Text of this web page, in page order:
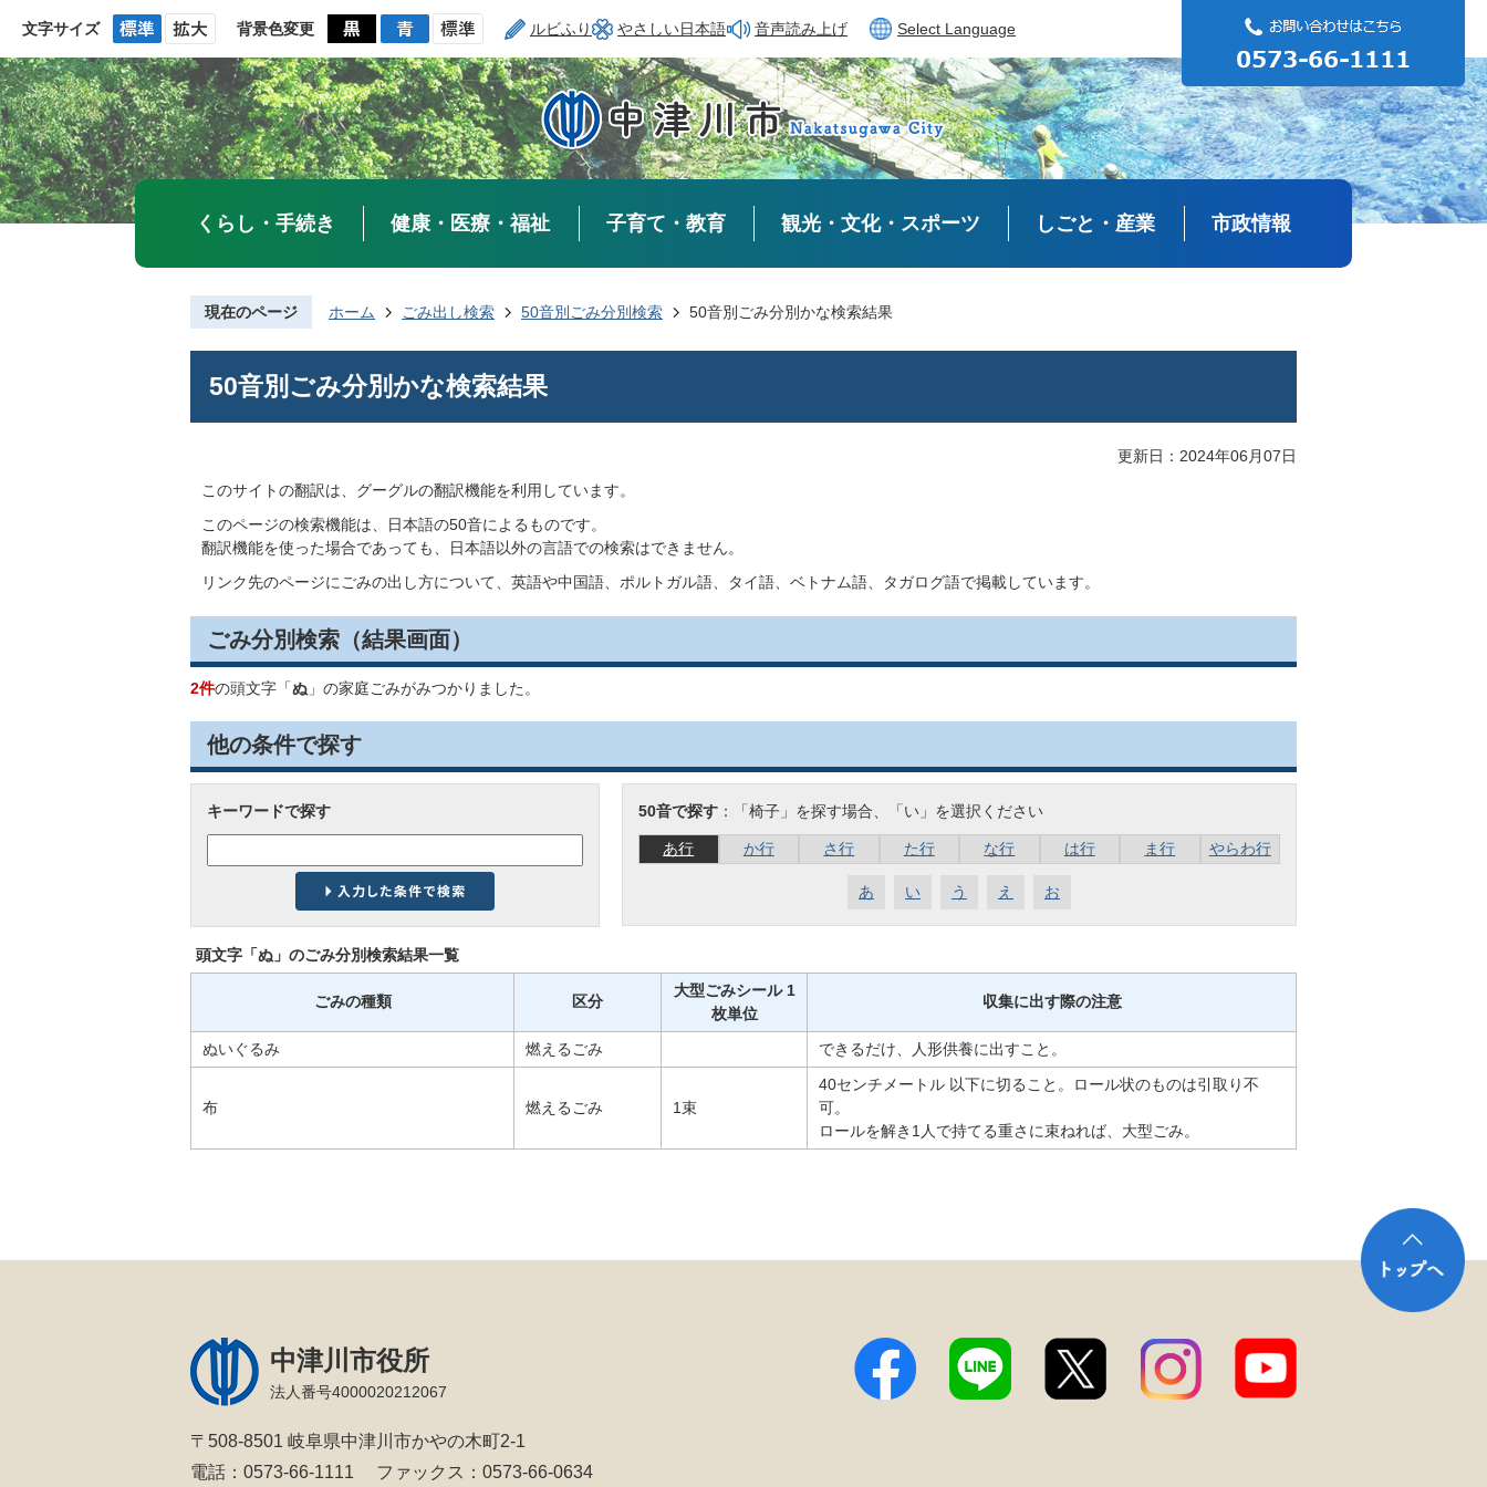
文字サイズ 背景色変更 ルビふり やさしい日本語 音声読み上げ Select Language
くらし・手続き 健康・医療・福祉 子育て・教育 観光・文化・スポーツ しごと・産業 市政情報
現在のページ ホーム ごみ出し検索 50音別ごみ分別検索 50音別ごみ分別かな検索結果
50音別ごみ分別かな検索結果
更新日：2024年06月07日
このサイトの翻訳は、グーグルの翻訳機能を利用しています。
このページの検索機能は、日本語の50音によるものです。
翻訳機能を使った場合であっても、日本語以外の言語での検索はできません。
リンク先のページにごみの出し方について、英語や中国語、ポルトガル語、タイ語、ベトナム語、タガログ語で掲載しています。
ごみ分別検索 （結果画面）
2件の頭文字「ぬ 」の家庭ごみがみつかりました。
他の条件で探す
キーワードで探す 50音で探す ：「椅子」を探す場合、「い」を選択ください
あ行 か行 さ行 た行 な行 は行 ま行 やらわ行
あ い う え お
頭文字「ぬ 」のごみ分別検索結果一覧
ごみの種類 区分
大型ごみシール 1
枚単位
収集に出す際の注意
ぬいぐるみ 燃えるごみ できるだけ、人形供養に出すこと。
布 燃えるごみ 1束
40センチメートル 以下に切ること。ロール状のものは引取り不
可。
ロールを解き1人で持てる重さに束ねれば、大型ごみ。
中津川市役所
法人番号4000020212067
〒508-8501 岐阜県中津川市かやの木町2-1
電話：0573-66-1111
ファックス：0573-66-0634